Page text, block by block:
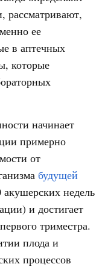
рассматривают,
ее
в аптечных
которые
начинает
примерно
от
будущей
акушерских недель
и достигает
триместра.
плода и
процессов